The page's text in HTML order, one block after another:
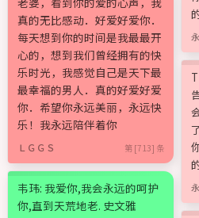
真的无比感动．好爱好爱你．
每天想到你的时间是我最最开
心的，想到我们曾经拥有的快
乐时光，我感觉自己是天下最
最幸福的男人．真的好爱好爱
你．希望你永远美丽，永远快
乐！我永远陪伴着你
ＬＧＧＳ 第 [713] 条
韦玮: 我爱你,我会永远的呵护
你,直到天荒地老. 史文雅